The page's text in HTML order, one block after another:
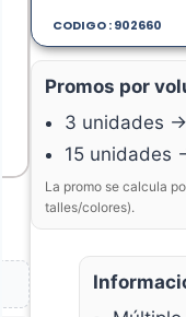
CODIGO : 902660
Promos por
3 unidades
15 unidades
La promo se calcula
talles/colores).